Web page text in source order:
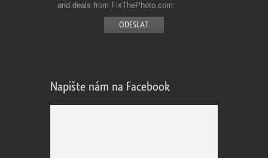
and deals from FixThePhoto.com
Napište nám na Facebook